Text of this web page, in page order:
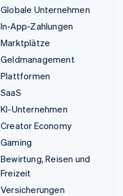
Globale Unternehmen
In-App-Zahlungen
Marktplätze
Geldmanagement
Plattformen
SaaS
KI-Unternehmen
Creator Economy
Gaming
Bewirtung, Reisen und
Freizeit
Versicherungen